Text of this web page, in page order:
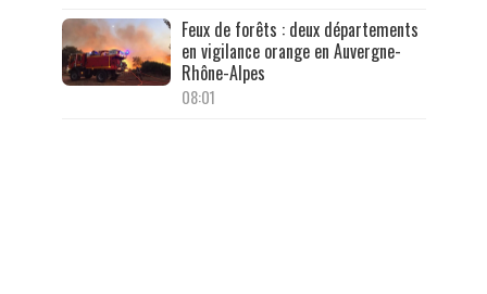
Feux de forêts : deux départements
en vigilance orange en Auvergne-
Rhône-Alpes
08:01